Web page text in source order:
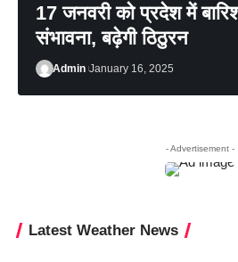
17 जनवरी को प्रदेश में
संभावना, बढ़ेगी ठिठुरन
Admin January 16, 2025
- Advertisement -
Latest Weather News